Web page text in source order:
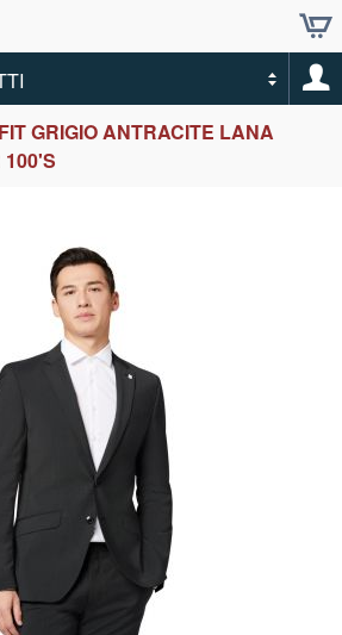
GRIGIO ANTRACITE LANA
100'S